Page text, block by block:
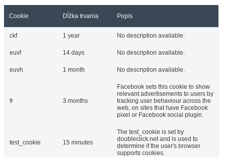
Cookie Dĺžka trvania Popis
ckf 1 year No description available.
euvf 14 days No description available.
euvh 1 month No description available.
fr 3 months
Facebook sets this cookie to show
relevant advertisements to users by
tracking user behaviour across the
web, on sites that have Facebook
pixel or Facebook social plugin.
test_cookie 15 minutes
The test_cookie is set by
doubleclick.net and is used to
determine if the user's browser
supports cookies.